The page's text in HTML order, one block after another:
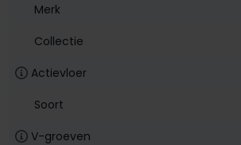
Merk
Collectie
Actievloer
Soort
V-groeven